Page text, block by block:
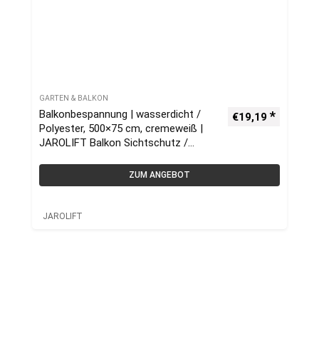
GARTEN & BALKON
Balkonbespannung | wasserdicht /
Polyester, 500×75 cm, cremeweiß |
JAROLIFT Balkon Sichtschutz /
€19,19
ZUM ANGEBOT
JAROLIFT